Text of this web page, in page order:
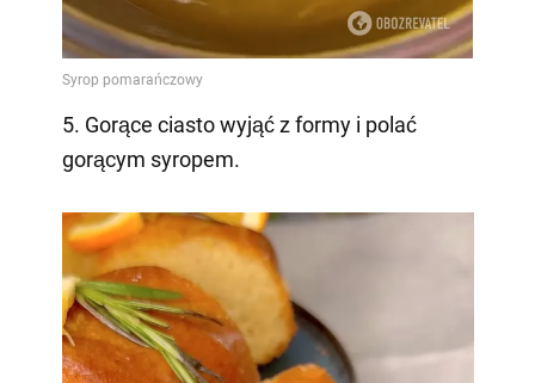
5. Gorące ciasto wyjąć z formy i polać
gorącym syropem.